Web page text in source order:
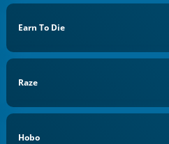
Earn To Die
Raze
Hobo